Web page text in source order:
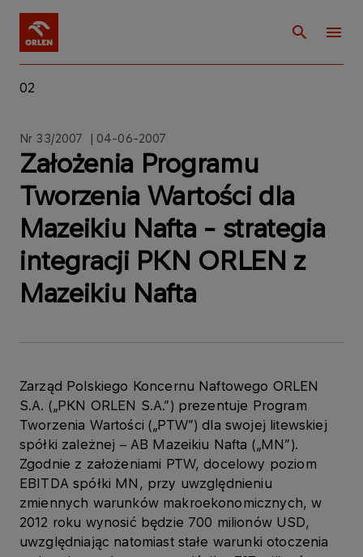
02
Nr 33/2007 | 04-06-2007
Założenia Programu
Tworzenia Wartości dla
Mazeikiu Nafta - strategia
integracji PKN ORLEN z
Mazeikiu Nafta
Zarząd Polskiego Koncernu Naftowego ORLEN
S.A. („PKN ORLEN S.A.”) prezentuje Program
Tworzenia Wartości („PTW”) dla swojej litewskiej
spółki zależnej – AB Mazeikiu Nafta („MN”).
Zgodnie z założeniami PTW, docelowy poziom
EBITDA spółki MN, przy uwzględnieniu
zmiennych warunków makroekonomicznych, w
2012 roku wynosić będzie 700 milionów USD,
uwzględniając natomiast stałe warunki otoczenia